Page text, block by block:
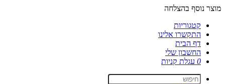
מוצר נוסף בהצלחה
קטגוריות
התקשרו אלינו
דף הבית
החשבון שלי
0 עגלת קניות